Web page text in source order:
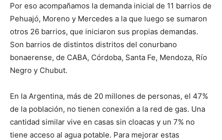
Por eso acompañamos la demanda inicial de 11 barrios de
Pehuajó, Moreno y Mercedes a la que luego se sumaron
otros 26 barrios, que iniciaron sus propias demandas.
Son barrios de distintos distritos del conurbano
bonaerense, de CABA, Córdoba, Santa Fe, Mendoza, Río
Negro y Chubut.
En la Argentina, más de 20 millones de personas, el 47%
de la población, no tienen conexión a la red de gas. Una
cantidad similar vive en casas sin cloacas y un 7% no
tiene acceso al agua potable. Para mejorar estas